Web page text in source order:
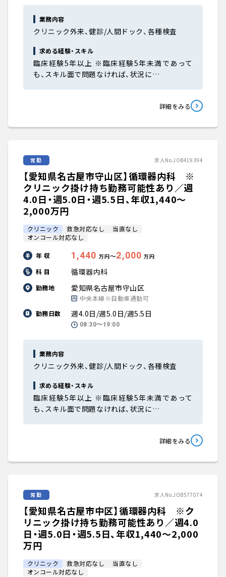
業務内容
クリニック外来、健診/人間ドック、各種検査
求める経験・スキル
臨床経験5年以上 ※臨床経験5年未満であって
も、スキル面で問題なければ、状況に…
詳細をみる
常勤 求人No.JOB419394
【愛知県名古屋市守山区】循環器内科 ※
クリニック掛け持ち勤務可能性あり／週
4.0日・週5.0日・週5.5日、年収1,440〜
2,000万円
クリニック 救急対応なし
当直なし
オンコール対応なし
年 収 1,440 万円〜2,000 万円
科 目 循環器内科
勤務地 愛知県名古屋市守山区
中央本線※自動車通勤可
勤務日数
週4.0日/週5.0日/週5.5日
08:30〜19:00
業務内容
クリニック外来、健診/人間ドック、各種検査
求める経験・スキル
臨床経験5年以上 ※臨床経験5年未満であって
も、スキル面で問題なければ、状況に…
詳細をみる
常勤 求人No.JOB577074
【愛知県名古屋市中区】循環器内科 ※ク
リニック掛け持ち勤務可能性あり／週4.0
日・週5.0日・週5.5日、年収1,440〜2,000
万円
クリニック 救急対応なし
当直なし
オンコール対応なし